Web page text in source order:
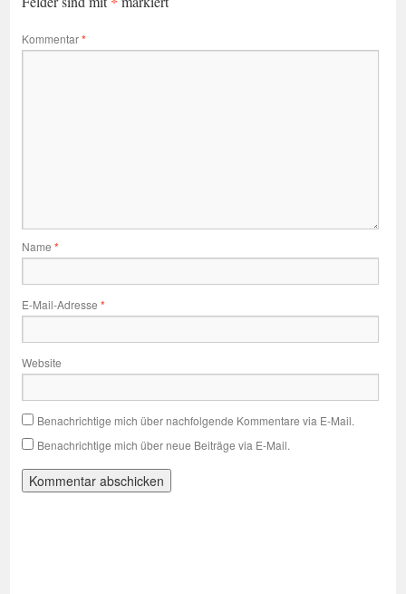
Kommentar*
Name *
E-Mail-Adresse *
Website
Benachrichtige mich über nachfolgende Kommentare via E-Mail.
Benachrichtige mich über neue Beiträge via E-Mail.